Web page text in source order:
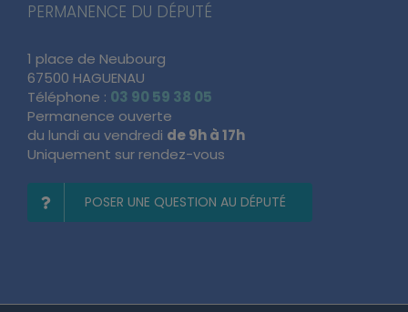
PERMANENCE DU DÉPUTÉ
1 place de Neubourg
67500 HAGUENAU
Téléphone : 03 90 59 38 05
Permanence ouverte
du lundi au vendredi de 9h à 17h
Uniquement sur rendez-vous
POSER UNE QUESTION AU DÉPUTÉ